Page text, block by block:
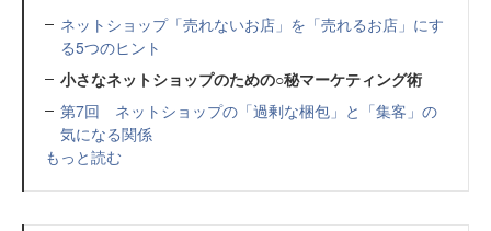
ネットショップ「売れないお店」を「売れるお店」にす
る5つのヒント
小さなネットショップのための○秘マーケティング術
第7回 ネットショップの「過剰な梱包」と「集客」の
気になる関係
もっと読む